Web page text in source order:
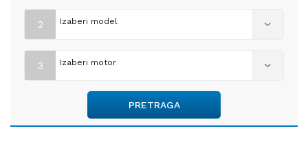
2 Izaberi model
3 Izaberi motor
PRETRAGA